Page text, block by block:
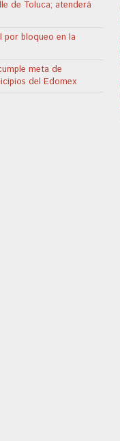
de Toluca; atenderá
por bloqueo en la
meta de
del Edomex